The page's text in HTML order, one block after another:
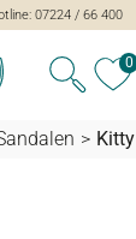
07224 / 66 400
0
> Kitty